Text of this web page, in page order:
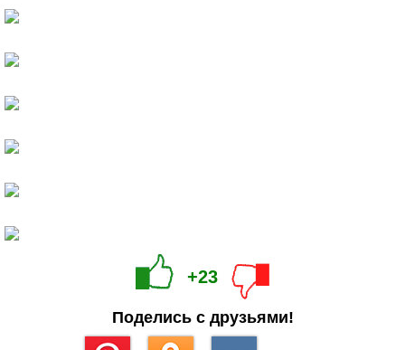
+23
Поделись с друзьями!